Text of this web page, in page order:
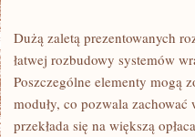
Dużą zaletą prezentowanych
łatwej rozbudowy systemów
Poszczególne elementy mogą
moduły, co pozwala
przekłada się na większą